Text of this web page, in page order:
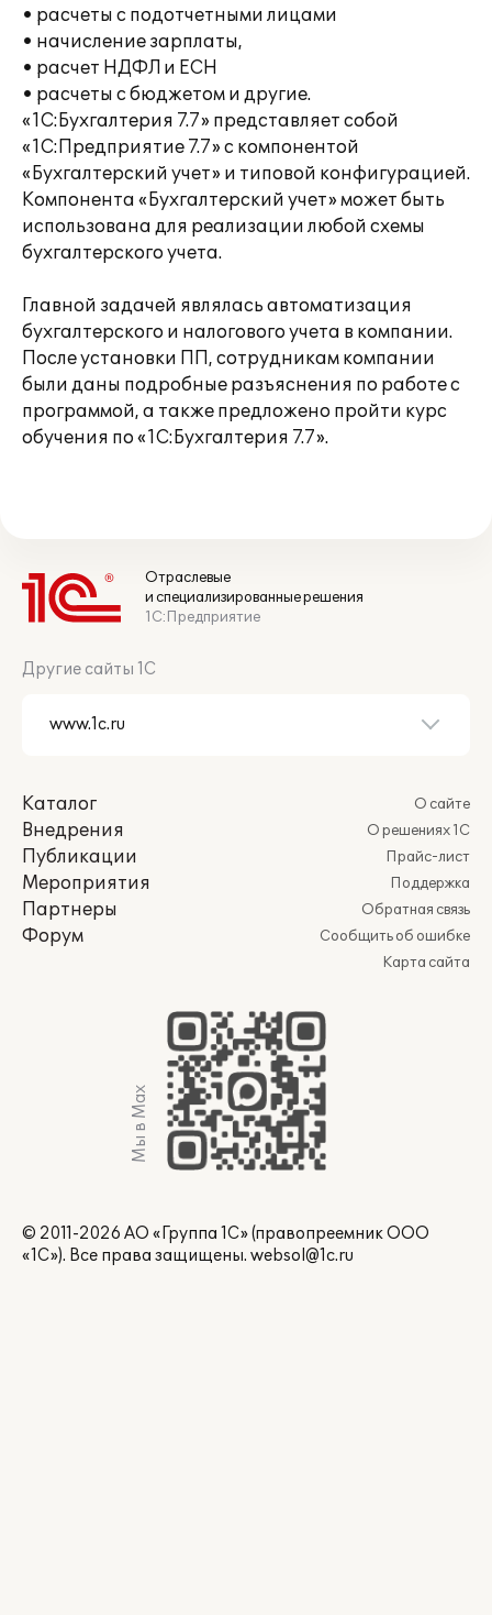
• расчеты с подотчетными лицами
• начисление зарплаты,
• расчет НДФЛ и ЕСН
• расчеты с бюджетом и другие.
«1С:Бухгалтерия 7.7» представляет собой
«1С:Предприятие 7.7» с компонентой
«Бухгалтерский учет» и типовой конфигурацией.
Компонента «Бухгалтерский учет» может быть
использована для реализации любой схемы
бухгалтерского учета.
Главной задачей являлась автоматизация
бухгалтерского и налогового учета в компании.
После установки ПП, сотрудникам компании
были даны подробные разъяснения по работе с
программой, а также предложено пройти курс
обучения по «1С:Бухгалтерия 7.7».
Отраслевые
и специализированные решения
1С:Предприятие
Другие сайты 1С
Каталог
Внедрения
Публикации
Мероприятия
Партнеры
Форум
О сайте
О решениях 1С
Прайс-лист
Поддержка
Обратная связь
Сообщить об ошибке
Карта сайта
Мы в Max
© 2011-2026 АО «Группа 1С» (правопреемник ООО
«1С»). Все права защищены. websol@1c.ru